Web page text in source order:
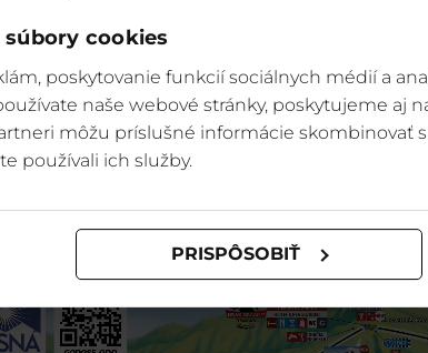
cookies
poskytovanie funkcií sociálnych médií a
naše webové stránky, poskytujeme aj
môžu príslušné informácie skombinovať
používali ich služby.
PRISPÔSOBIŤ